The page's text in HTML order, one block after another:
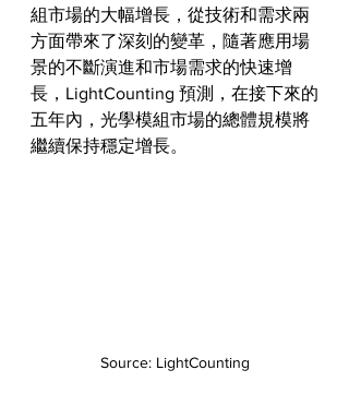
組市場的大幅增長，從技術和需求兩
方面帶來了深刻的變革，隨著應用場
景的不斷演進和市場需求的快速增
長，LightCounting 預測，在接下來的
五年內，光學模組市場的總體規模將
繼續保持穩定增長。
Source: LightCounting